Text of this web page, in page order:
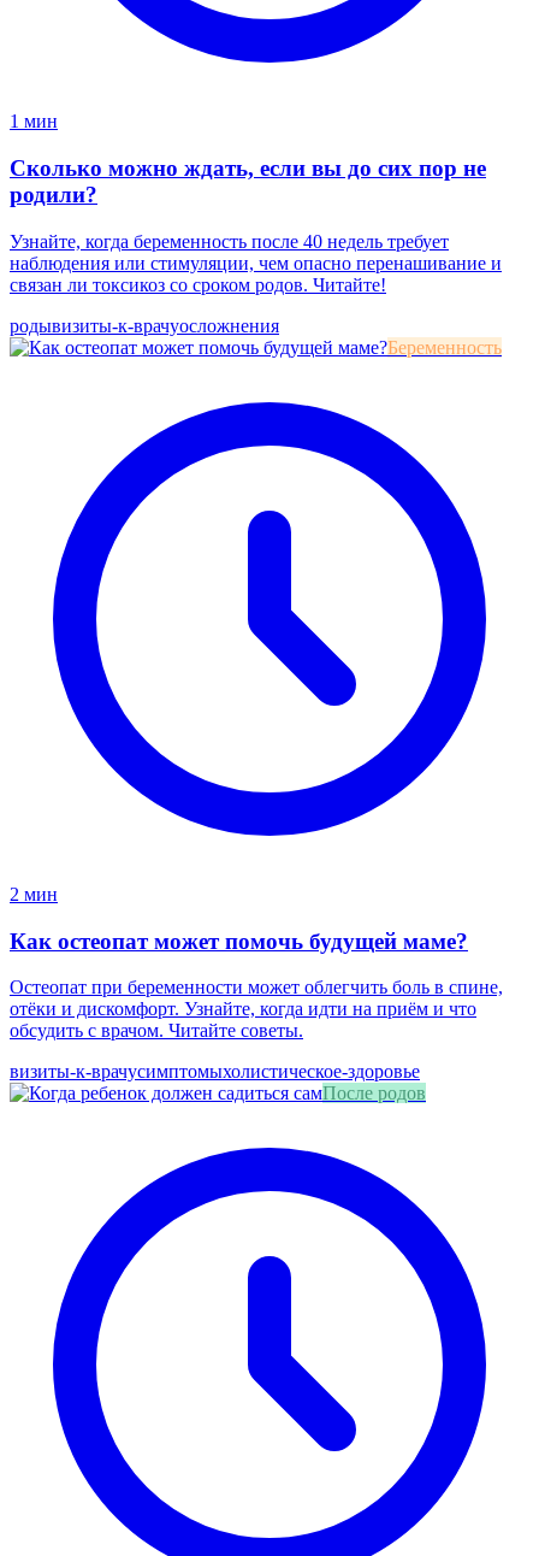
1 мин
Сколько можно ждать, если вы до сих пор не
родили?
Узнайте, когда беременность после 40 недель требует
наблюдения или стимуляции, чем опасно перенашивание и
связан ли токсикоз со сроком родов. Читайте!
родывизиты-к-врачуосложнения
Беременность
2 мин
Как остеопат может помочь будущей маме?
Остеопат при беременности может облегчить боль в спине,
отёки и дискомфорт. Узнайте, когда идти на приём и что
обсудить с врачом. Читайте советы.
визиты-к-врачусимптомыхолистическое-здоровье
После родов